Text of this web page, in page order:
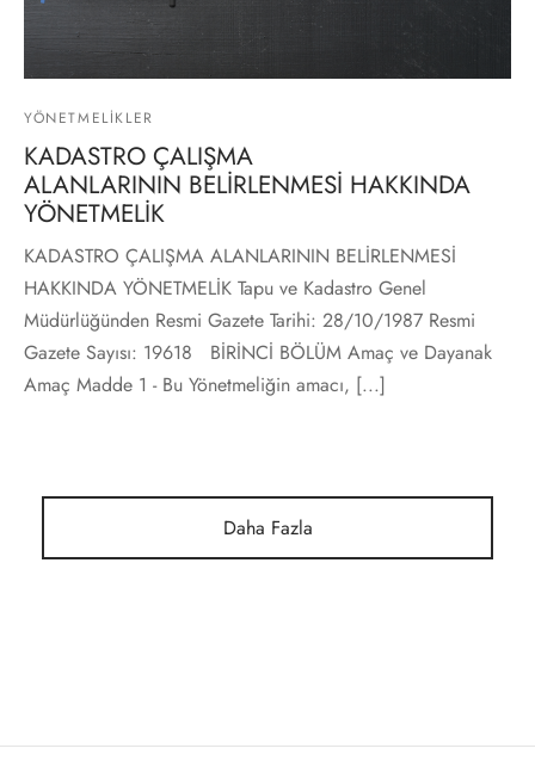
YÖNETMELIKLER
KADASTRO ÇALIŞMA
ALANLARININ BELİRLENMESİ HAKKINDA
YÖNETMELİK
KADASTRO ÇALIŞMA ALANLARININ BELİRLENMESİ
HAKKINDA YÖNETMELİK Tapu ve Kadastro Genel
Müdürlüğünden Resmi Gazete Tarihi: 28/10/1987 Resmi
Gazete Sayısı: 19618 BİRİNCİ BÖLÜM Amaç ve Dayanak
Amaç Madde 1 - Bu Yönetmeliğin amacı, [...]
Daha Fazla